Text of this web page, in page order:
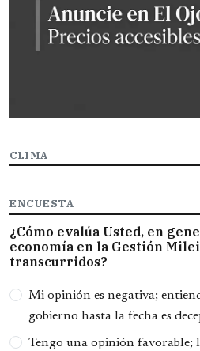
CLIMA
ENCUESTA
¿Cómo evalúa Usted, en
economía en la Gestión
transcurridos?
Opciones
Mi opinión es negativa;
gobierno hasta la fecha es
Tengo una opinión favorable;